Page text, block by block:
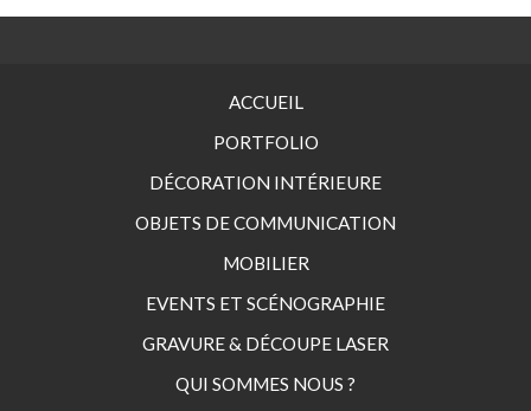
ACCUEIL
PORTFOLIO
DÉCORATION INTÉRIEURE
OBJETS DE COMMUNICATION
MOBILIER
EVENTS ET SCÉNOGRAPHIE
GRAVURE & DÉCOUPE LASER
QUI SOMMES NOUS ?